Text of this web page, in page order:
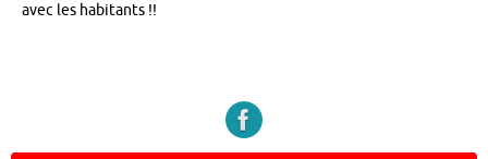
avec les habitants !!